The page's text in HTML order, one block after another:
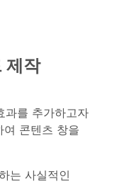
제작
과를 추가하고자
여 콘텐츠 창을
는 사실적인